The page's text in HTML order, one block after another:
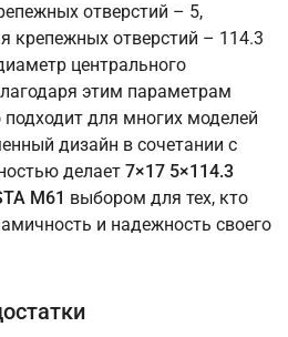
отверстий – 5,
крепежных отверстий – 114.3
центрального
этим параметрам
для многих моделей
дизайн в сочетании с
делает 7×17 5×114.3
M61 выбором для тех, кто
и надежность своего